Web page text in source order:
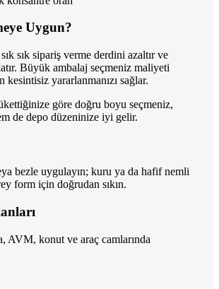
Uygun?
sık sipariş verme derdini azaltır ve
Büyük ambalaj seçmeniz maliyeti
kesintisiz yararlanmanızı sağlar.
göre doğru boyu seçmeniz,
de depo düzeninize iyi gelir.
bezle uygulayın; kuru ya da hafif nemli
form için doğrudan sıkın.
AVM, konut ve araç camlarında